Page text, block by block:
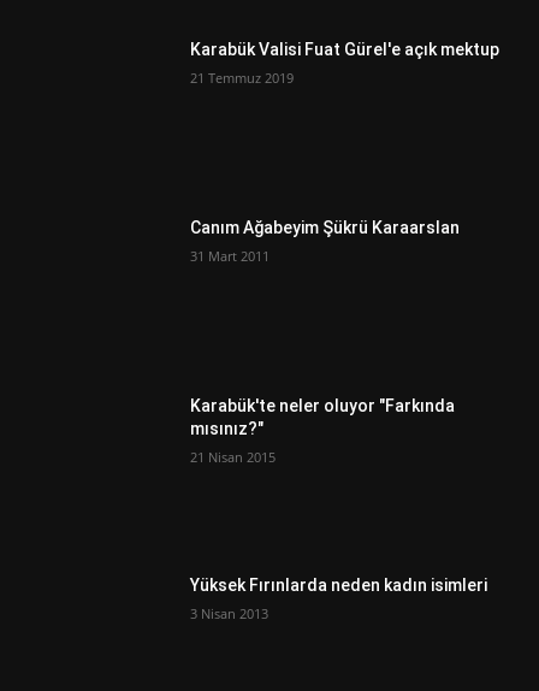
Karabük Valisi Fuat Gürel'e açık mektup
21 Temmuz 2019
Canım Ağabeyim Şükrü Karaarslan
31 Mart 2011
Karabük'te neler oluyor "Farkında
mısınız?"
21 Nisan 2015
Yüksek Fırınlarda neden kadın isimleri
3 Nisan 2013